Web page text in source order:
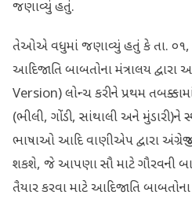
જણાવ્યું હતું.
તેઓએ વધુમાં જણાવ્યું હતું કે તા. ૦૧,
આદિજાતિ બાબતોના મંત્રાલય
Version) લોન્ચ કરીને પ્રથમ
(ભીલી, ગોંડી, સાંથાલી અને
ભાષાઓ આદિ વાણીએપ દ્વારા અંગ્રેજી
શકશે, જે આપણા સૌ માટે
તૈયાર કરવા માટે આદિજાતિ